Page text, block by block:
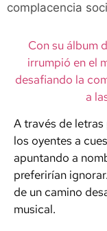
complacencia
Con su álbum
irrumpió en el
desafiando la
a
A través de
los oyentes a
apuntando a
preferirían
de un camino
musical.